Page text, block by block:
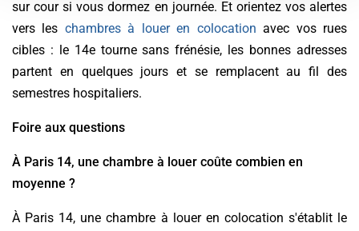
sur cour si vous dormez en journée. Et orientez vos alertes
vers les chambres à louer en colocation avec vos rues
cibles : le 14e tourne sans frénésie, les bonnes adresses
partent en quelques jours et se remplacent au fil des
semestres hospitaliers.
Foire aux questions
À Paris 14, une chambre à louer coûte combien en
moyenne ?
À Paris 14, une chambre à louer en colocation s'établit le